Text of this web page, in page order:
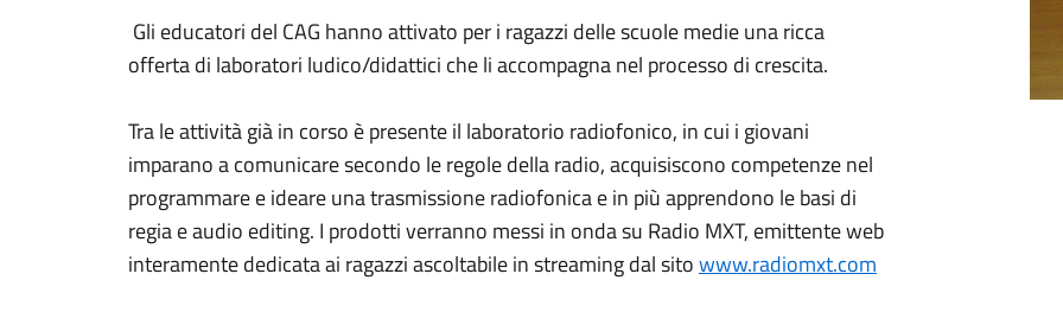
Gli educatori del CAG hanno attivato per i ragazzi delle scuole medie una ricca
offerta di laboratori ludico/didattici che li accompagna nel processo di crescita.
Tra le attività già in corso è presente il laboratorio radiofonico, in cui i giovani
imparano a comunicare secondo le regole della radio, acquisiscono competenze nel
programmare e ideare una trasmissione radiofonica e in più apprendono le basi di
regia e audio editing. I prodotti verranno messi in onda su Radio MXT, emittente web
interamente dedicata ai ragazzi ascoltabile in streaming dal sitowww.radiomxt.com